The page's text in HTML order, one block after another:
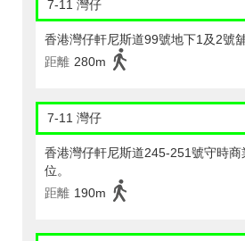
7-11 灣仔
香港灣仔軒尼斯道99號地下1及2號舖
距離 280m
7-11 灣仔
香港灣仔軒尼斯道245-251號守時
位。
距離 190m